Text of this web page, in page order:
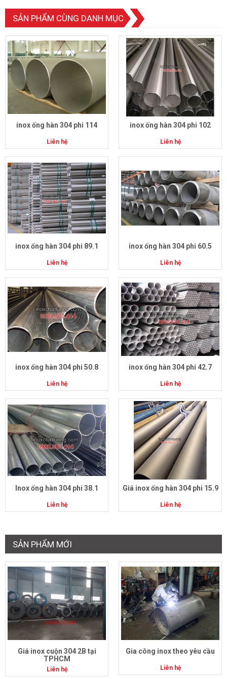
SẢN PHẨM CÙNG DANH MỤC
inox ống hàn 304 phi 114
Liên hệ
inox ống hàn 304 phi 102
Liên hệ
inox ống hàn 304 phi 89.1
Liên hệ
inox ống hàn 304 phi 60.5
Liên hệ
inox ống hàn 304 phi 50.8
Liên hệ
inox ống hàn 304 phi 42.7
Liên hệ
Inox ống hàn 304 phi 38.1
Liên hệ
Giá inox ống hàn 304 phi 15.9
Liên hệ
SẢN PHẨM MỚI
Giá inox cuộn 304 2B tại
TPHCM
Liên hệ
Gia công inox theo yêu cầu
Liên hệ